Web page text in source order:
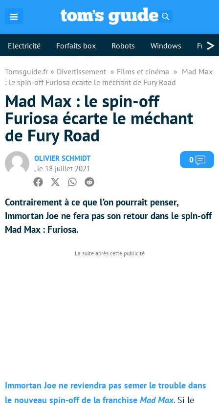
Electricité Forfaits box Robots Windows >
Tomsguide.fr Divertissement Films et cinéma
Mad Max
: le spin-off Furiosa écarte le méchant de Fury Road
Mad Max : le spin-off
Furiosa écarte le méchant
de Fury Road
OLIVIER SCHMIDT
, le 18 juillet 2021
0
Facebook
TwitterWhatsapp
Reddit
Contrairement à ce que l’on pourrait penser,
Immortan Joe ne fera pas son retour dans le spin-off
Mad Max : Furiosa.
Immortan Joe ne reviendra pas semer le trouble dans
le nouveau spin-off de la franchise Mad Max. Si le